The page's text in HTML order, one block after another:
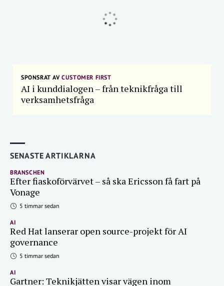
SPONSRAT AVCUSTOMER FIRST
AI i kunddialogen – från teknikfråga till
verksamhetsfråga
SENASTE ARTIKLARNA
BRANSCHEN
Efter fiaskoförvärvet – så ska Ericsson få fart på
Vonage
5 timmar sedan
AI
Red Hat lanserar open source-projekt för AI
governance
5 timmar sedan
AI
Gartner: Teknikjätten visar vägen inom